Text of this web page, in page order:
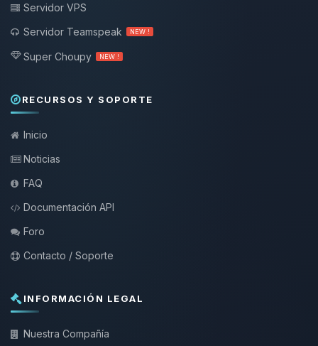
Servidor VPS
Servidor Teamspeak
NEW !
Super Choupy NEW !
RECURSOS Y SOPORTE
Inicio
Noticias
FAQ
Documentación API
Foro
Contacto / Soporte
INFORMACIÓN LEGAL
Nuestra Compañía